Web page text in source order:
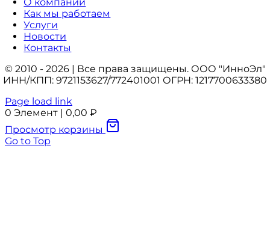
Как мы работаем
Услуги
Новости
Контакты
© 2010 - 2026 | Все права защищены. ООО "ИнноЭл"
ИНН/КПП: 9721153627/772401001 ОГРН: 1217700633380
Page load link
0 Элемент | 0,00 ₽
Просмотр корзины
Go to Top